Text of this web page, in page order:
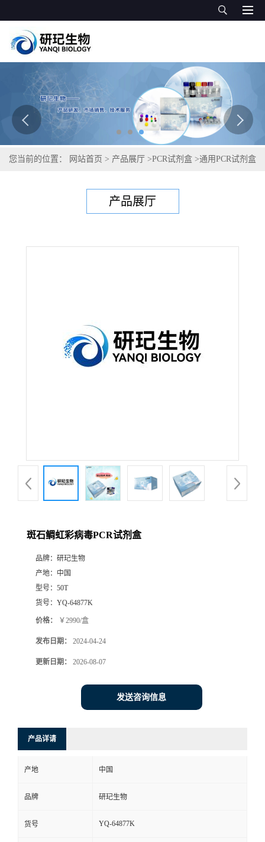
您当前的位置： 网站首页 > 产品展厅 >PCR试剂盒 >通用PCR试剂盒
产品展厅
斑石鲷虹彩病毒PCR试剂盒
品牌： 研玘生物
产地： 中国
型号： 50T
货号： YQ-64877K
价格： ￥2990/盒
发布日期： 2024-04-24
更新日期： 2026-08-07
发送咨询信息
产品详请
产地 中国
品牌 研玘生物
货号 YQ-64877K